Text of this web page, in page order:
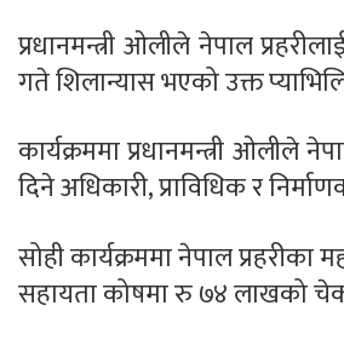
प्रधानमन्त्री ओलीले नेपाल
गते शिलान्यास भएको उक्त
कार्यक्रममा प्रधानमन्त्री ओलीले
दिने अधिकारी, प्राविधिक र
सोही कार्यक्रममा नेपाल प्रहरीका
सहायता कोषमा रु ७४ लाखको